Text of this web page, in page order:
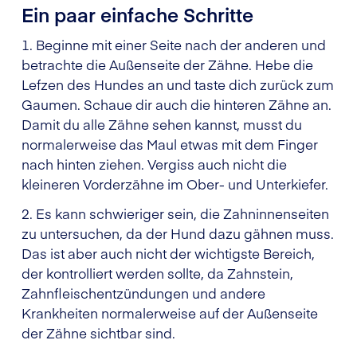
Ein paar einfache Schritte
1. Beginne mit einer Seite nach der anderen und
betrachte die Außenseite der Zähne. Hebe die
Lefzen des Hundes an und taste dich zurück zum
Gaumen. Schaue dir auch die hinteren Zähne an.
Damit du alle Zähne sehen kannst, musst du
normalerweise das Maul etwas mit dem Finger
nach hinten ziehen. Vergiss auch nicht die
kleineren Vorderzähne im Ober- und Unterkiefer.
2. Es kann schwieriger sein, die Zahninnenseiten
zu untersuchen, da der Hund dazu gähnen muss.
Das ist aber auch nicht der wichtigste Bereich,
der kontrolliert werden sollte, da Zahnstein,
Zahnfleischentzündungen und andere
Krankheiten normalerweise auf der Außenseite
der Zähne sichtbar sind.